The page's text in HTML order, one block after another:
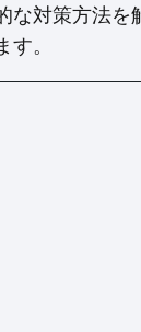
対策方法を
。